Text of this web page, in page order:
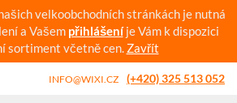
velkoobchodních stránkách je nutná
a Vašem přihlášeníje Vám k dispozici
sortiment včetně cen. Zavřít
INFO@WIXI.CZ (+420) 325 513 052